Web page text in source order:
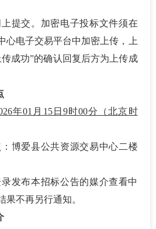
上提交。加密电子投标文件须在
心电子交易平台中加密上传，上
传成功”的确认回复后方为上传成
年01月15日9时00分（北京时
博爱县公共资源交易中心二楼
发布本招标公告的媒介查看中
果不再另行通知。